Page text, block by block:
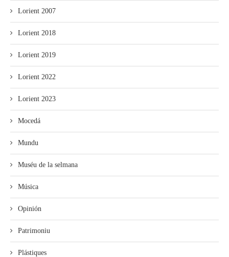
Lorient 2007
Lorient 2018
Lorient 2019
Lorient 2022
Lorient 2023
Mocedá
Mundu
Muséu de la selmana
Música
Opinión
Patrimoniu
Plástiques